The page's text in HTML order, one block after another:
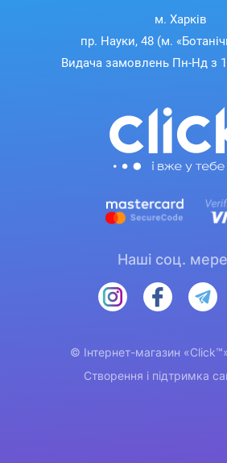
м. Харків
пр. Науки, 48 (м.
Видача замовлень Пн-Нд з
Наші соц.
© Інтернет-магазин
Створення і підтримка